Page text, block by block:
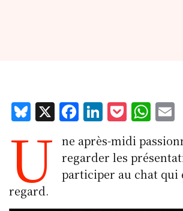
Bl
u
e
k
X F
a
c
e
b
Li
n
k
e
d
P
o
c
k
et
W
h
at
s
A
l
U
ne après-midi
regarder les
participer au chat qui
regard.